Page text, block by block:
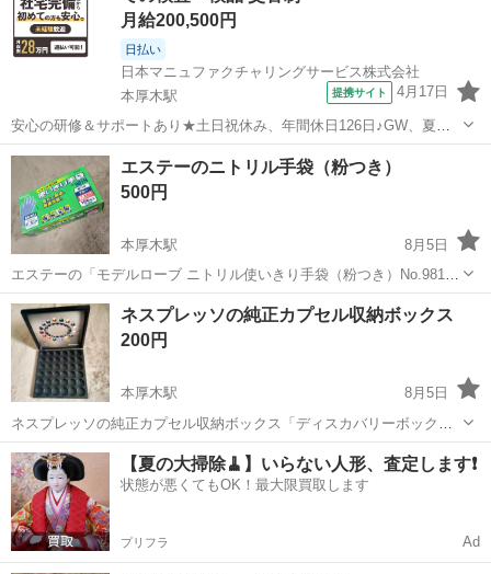
月給200,500円
日払い
日本マニュファクチャリングサービス株式会社
本厚木駅
提携サイト 4月17日
安心の研修＆サポートあり★土日祝休み、年間休日126日♪GW、夏
季、年末年始休暇アリ！夜間利用できる格安食堂や便利な売店完備 人
気の工場のお仕事/yoko180803 ＯＡ機器部品の検査（顕微鏡を使用し
ての検査作業）のお仕...
神奈川 厚木市 その他
エステーのニトリル手袋（粉つき）
500円
本厚木駅
8月5日
エステーの「モデルローブ ニトリル使いきり手袋（粉つき）No.981」
です。ブルーのMサイズで、1箱100枚入りです。油や薬品に強いニト
リルゴム製で、食品衛生法に適合しています。 ※2〜3枚、使っており
ます。 気になさらない...
神奈川 厚木市 本厚木駅 調理器具
ネスプレッソの純正カプセル収納ボックス
200円
本厚木駅
8月5日
ネスプレッソの純正カプセル収納ボックス「ディスカバリーボック
ス」です。ブラックのケースに36個のカプセルを収納可能で、天面に
はカプセルの種類が記載されています。サイズは約26cm x 26cm x
4cm ※小物入れ 、整理...
神奈川 厚木市 本厚木駅 家庭用品
【夏の大掃除🧹】いらない人形、査定します❗️
状態が悪くてもOK！最大限買取します
プリフラ Ad